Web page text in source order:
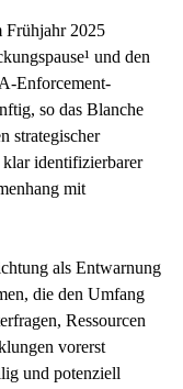
Frühjahr 2025
und den
Enforcement-
so das Blanche
strategischer
identifizierbarer
mit
als Entwarnung
die den Umfang
Ressourcen
vorerst
und potenziell